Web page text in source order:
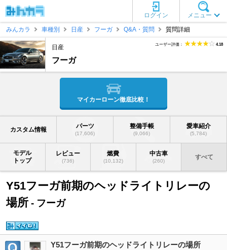
メニュー
ログイン
みんカラ
車種別 日産 フーガ Q&A・質問 質問詳細
日産
フーガ
ユーザー評価： 4.18
マイカーローン徹底比較！
カスタム情報 パーツ
(17,606)
整備手帳
(9,066)
愛車紹介
(5,784)
モデル
トップ
レビュー
(736)
燃費
(10,132)
中古車
(260)
すべて
Y51フーガ前期のヘッドライトリレーの
場所 - フーガ
Y51フーガ前期のヘッドライトリレーの場所